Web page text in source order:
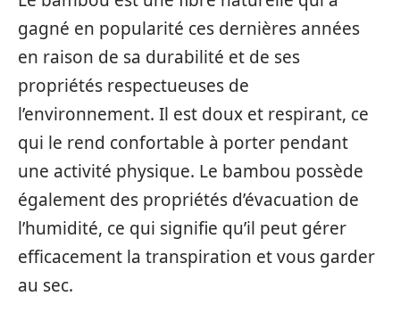
gagné en popularité ces dernières années
en raison de sa durabilité et de ses
propriétés respectueuses de
l’environnement. Il est doux et respirant, ce
qui le rend confortable à porter pendant
une activité physique. Le bambou possède
également des propriétés d’évacuation de
l’humidité, ce qui signifie qu’il peut gérer
efficacement la transpiration et vous garder
au sec.